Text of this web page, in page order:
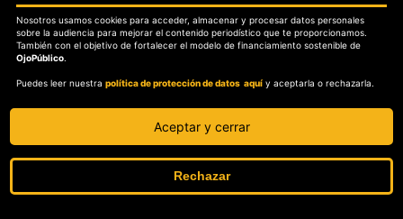
SOSTENIBILIDAD
La Tienda de OjoPúblico.
OjoLab.
Nosotros usamos cookies para acceder, almacenar y procesar datos personales
sobre la audiencia para mejorar el contenido periodístico que te proporcionamos.
También con el objetivo de fortalecer el modelo de financiamiento sostenible de
OjoPúblico.
Puedes leer nuestrapolítica de protección de datos aquí y aceptarla o rechazarla.
Aceptar y cerrar
Rechazar